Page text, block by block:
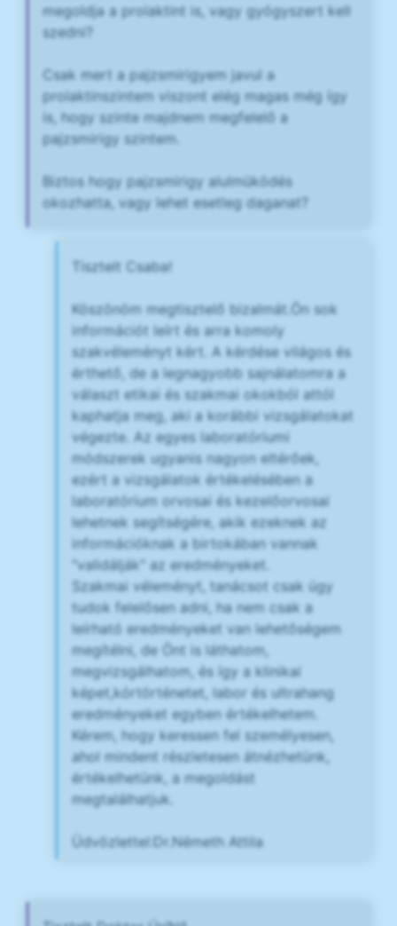
megoldja a prolaktint is, vagy gyógyszert kell
szedni?
Csak mert a pajzsmirigyem javul a
prolaktinszintem viszont elég magas még így
is, hogy szinte majdnem megfelelő a
pajzsmirigy szintem.
Biztos hogy pajzsmirigy alulmüködés
okozhatta, vagy lehet esetleg daganat?
Tisztelt Csaba!
Köszönöm megtisztelő bizalmát.Ön sok
információt leírt és arra komoly
szakvéleményt kért. A kérdése világos és
érthető, de a legnagyobb sajnálatomra a
választ etikai és szakmai okokból attól
kaphatja meg, aki a korábbi vizsgálatokat
végezte. Az egyes laboratóriumi
módszerek ugyanis nagyon eltérőek,
ezért a vizsgálatok értékelésében a
laboratórium orvosai és kezelőorvosai
lehetnek segítségére, akik ezeknek az
információknak a birtokában vannak
"validálják" az eredményeket.
Szakmai véleményt, tanácsot csak úgy
tudok felelősen adni, ha nem csak a
leírható eredményeket van lehetőségem
megítélni, de Önt is láthatom,
megvizsgálhatom, és így a klinikai
képet,kórtörténetet, labor és ultrahang
eredményeket egyben értékelhetem.
Kérem, hogy keressen fel személyesen,
ahol mindent részletesen átnézhetünk,
értékelhetünk, a megoldást
megtalálhatjuk.
Üdvözlettel:Dr.Németh Attila